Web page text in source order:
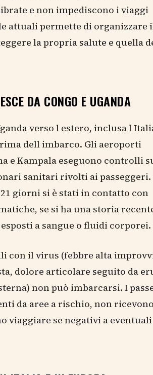
e non impediscono i viaggi
attuali permette di organizzare
la propria salute e quella
DA CONGO E UGANDA
verso l estero, inclusa l
dell imbarco. Gli aeroporti
e Kampala eseguono controlli
sanitari rivolti ai passeggeri.
giorni si è stati in contatto con
se si ha una storia
a sangue o fluidi corporei.
con il virus (febbre alta
dolore articolare seguito da
non può imbarcarsi. I
da aree a rischio, non ricevono
viaggiare se negativi a